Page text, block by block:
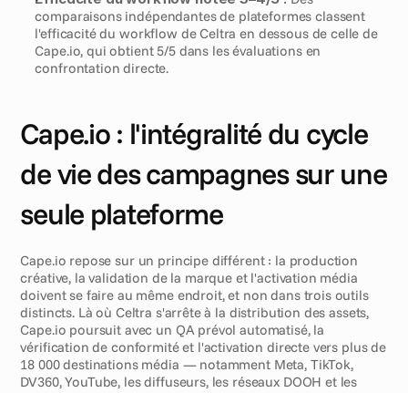
comparaisons indépendantes de plateformes classent
l'efficacité du workflow de Celtra en dessous de celle de
Cape.io, qui obtient 5/5 dans les évaluations en
confrontation directe.
Cape.io : l'intégralité du cycle
de vie des campagnes sur une
seule plateforme
Cape.io repose sur un principe différent : la production
créative, la validation de la marque et l'activation média
doivent se faire au même endroit, et non dans trois outils
distincts. Là où Celtra s'arrête à la distribution des assets,
Cape.io poursuit avec un QA prévol automatisé, la
vérification de conformité et l'activation directe vers plus de
18 000 destinations média — notamment Meta, TikTok,
DV360, YouTube, les diffuseurs, les réseaux DOOH et les